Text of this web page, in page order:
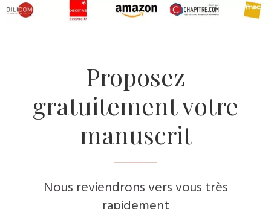
Proposez
gratuitement votre
manuscrit
Nous reviendrons vers vous très